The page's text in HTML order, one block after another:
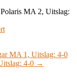
MA 2, Uitslag:
MA 1, Uitslag: 4-0
4-0 →